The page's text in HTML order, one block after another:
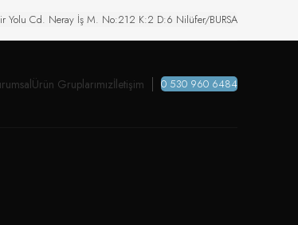
Yolu Cd. Neray İş M. No:212 K:2 D:6 Nilüfer/BURSA
Ürün Gruplarımızİletişim 0 530 960 6484